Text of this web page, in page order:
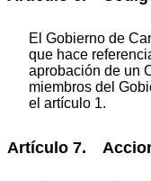
El Gobierno de
que hace
aprobación de un
miembros del
el artículo 1.
Artículo 7.